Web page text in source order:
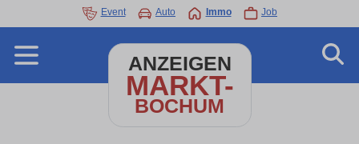
Event Auto Immo Job
ANZEIGEN
MARKT-
BOCHUM